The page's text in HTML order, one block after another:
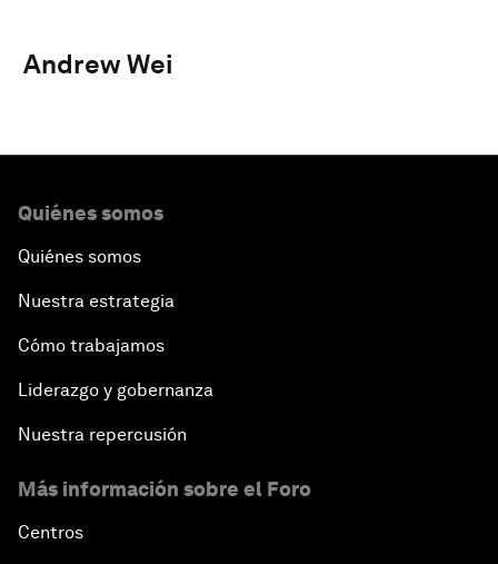
Andrew Wei
Quiénes somos
Quiénes somos
Nuestra estrategia
Cómo trabajamos
Liderazgo y gobernanza
Nuestra repercusión
Más información sobre el Foro
Centros